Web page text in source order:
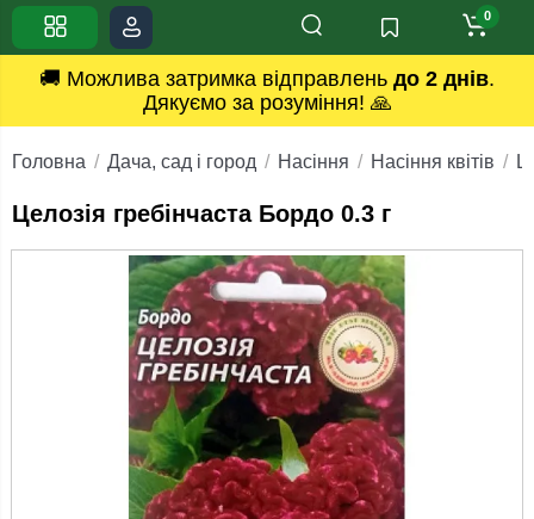
🚚 Можлива затримка відправлень до 2 днів.
Дякуємо за розуміння! 🙏
0
Головна Дача, сад і город Насіння Насіння квітів
Целозія гребінчаста Бордо 0.3 г